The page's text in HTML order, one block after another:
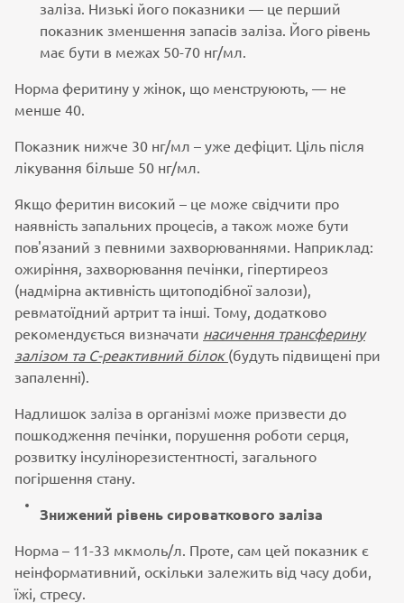
заліза. Низькі його показники — це перший
показник зменшення запасів заліза. Його рівень
має бути в межах 50-70 нг/мл.
Норма феритину у жінок, що менструюють, — не
менше 40.
Показник нижче 30 нг/мл – уже дефіцит. Ціль після
лікування більше 50 нг/мл.
Якщо феритин високий – це може свідчити про
наявність запальних процесів, а також може бути
пов'язаний з певними захворюваннями. Наприклад:
ожиріння, захворювання печінки, гіпертиреоз
(надмірна активність щитоподібної залози),
ревматоїдний артрит та інші. Тому, додатково
рекомендується визначати насичення трансферину
залізом та С-реактивний білок (будуть підвищені при
запаленні).
Надлишок заліза в організмі може призвести до
пошкодження печінки, порушення роботи серця,
розвитку інсулінорезистентності, загального
погіршення стану.
Знижений рівень сироваткового заліза
Норма – 11-33 мкмоль/л. Проте, сам цей показник є
неінформативний, оскільки залежить від часу доби,
їжі, стресу.